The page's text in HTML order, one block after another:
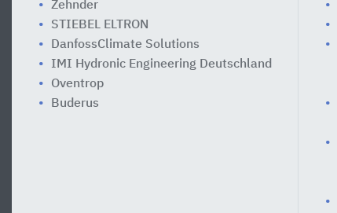
Zehnder
STIEBEL ELTRON
DanfossClimate Solutions
IMI Hydronic Engineering Deutschland
Oventrop
Buderus